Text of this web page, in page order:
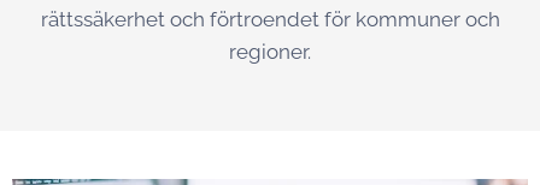
rättssäkerhet och förtroendet för kommuner och
regioner.